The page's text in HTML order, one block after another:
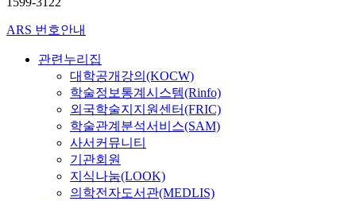
ARS 번호안내
관련누리집
대학공개강의(KOCW)
학술정보통계시스템(Rinfo)
외국학술지지원센터(FRIC)
학술관계분석서비스(SAM)
사서커뮤니티
기관회원
지식나눔(LOOK)
의학전자도서관(MEDLIS)